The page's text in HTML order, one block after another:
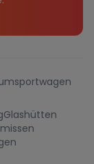
Glashütten